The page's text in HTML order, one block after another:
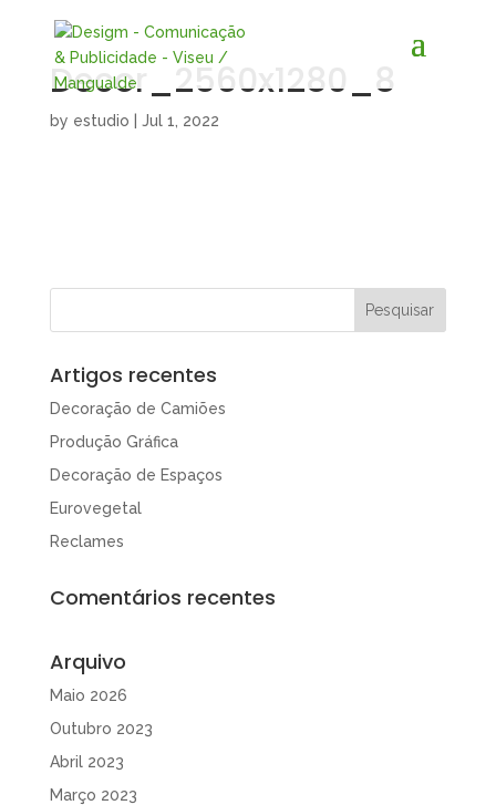
Decor_2560x1280_8
by estudio Jul 1, 2022
Artigos recentes
Decoração de Camiões
Produção Gráfica
Decoração de Espaços
Eurovegetal
Reclames
Comentários recentes
Arquivo
Maio 2026
Outubro 2023
Abril 2023
Março 2023